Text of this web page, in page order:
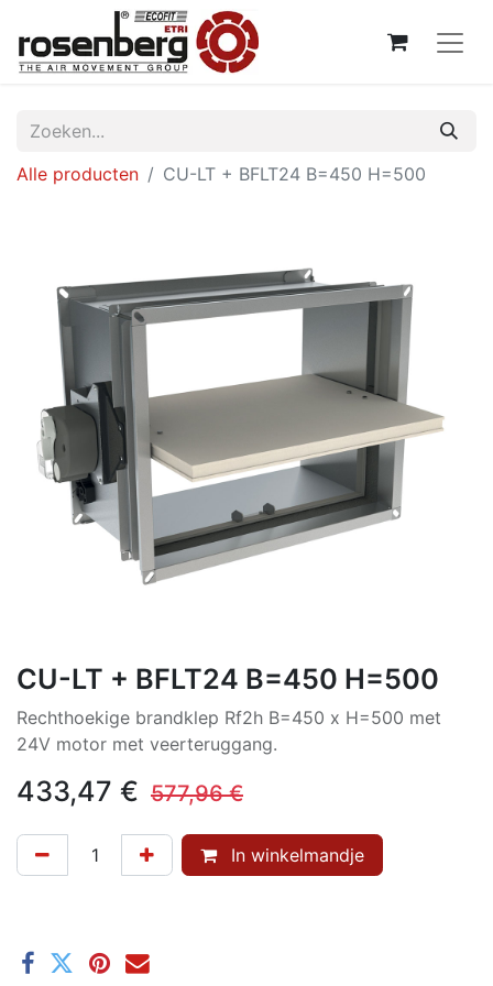
Alle producten CU-LT + BFLT24 B=450 H=500
CU-LT + BFLT24 B=450 H=500
Rechthoekige brandklep Rf2h B=450 x H=500 met
24V motor met veerteruggang.
433,47 € 577,96€
In winkelmandje